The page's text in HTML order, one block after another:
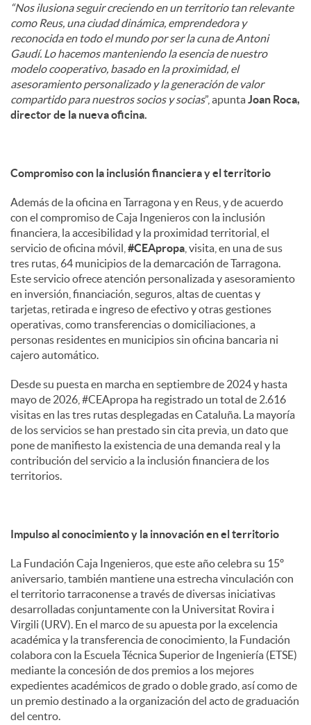
“Nos ilusiona seguir creciendo en un territorio tan relevante
como Reus, una ciudad dinámica, emprendedora y
reconocida en todo el mundo por ser la cuna de Antoni
Gaudí. Lo hacemos manteniendo la esencia de nuestro
modelo cooperativo, basado en la proximidad, el
asesoramiento personalizado y la generación de valor
compartido para nuestros socios y socias”, apuntaJoan Roca,
director de la nueva oficina.
Compromiso con la inclusión financiera y el territorio
Además de la oficina en Tarragona y en Reus, y de acuerdo
con el compromiso de Caja Ingenieros con la inclusión
financiera, la accesibilidad y la proximidad territorial, el
servicio de oficina móvil, #CEApropa , visita, en una de sus
tres rutas, 64 municipios de la demarcación de Tarragona.
Este servicio ofrece atención personalizada y asesoramiento
en inversión, financiación, seguros, altas de cuentas y
tarjetas, retirada e ingreso de efectivo y otras gestiones
operativas, como transferencias o domiciliaciones, a
personas residentes en municipios sin oficina bancaria ni
cajero automático.
Desde su puesta en marcha en septiembre de 2024 y hasta
mayo de 2026, #CEApropa ha registrado un total de 2.616
visitas en las tres rutas desplegadas en Cataluña. La mayoría
de los servicios se han prestado sin cita previa, un dato que
pone de manifiesto la existencia de una demanda real y la
contribución del servicio a la inclusión financiera de los
territorios.
Impulso al conocimiento y la innovación en el territorio
La Fundación Caja Ingenieros, que este año celebra su 15º
aniversario, también mantiene una estrecha vinculación con
el territorio tarraconense a través de diversas iniciativas
desarrolladas conjuntamente con la Universitat Rovira i
Virgili (URV). En el marco de su apuesta por la excelencia
académica y la transferencia de conocimiento, la Fundación
colabora con la Escuela Técnica Superior de Ingeniería (ETSE)
mediante la concesión de dos premios a los mejores
expedientes académicos de grado o doble grado, así como de
un premio destinado a la organización del acto de graduación
del centro.